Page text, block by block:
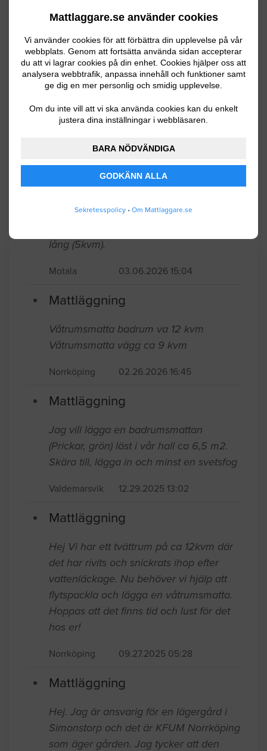
Mattlaggare.se använder cookies
Vi använder cookies för att förbättra din upplevelse på vår
webbplats. Genom att fortsätta använda sidan accepterar
du att vi lagrar cookies på din enhet. Cookies hjälper oss att
analysera webbtrafik, anpassa innehåll och funktioner samt
ge dig en mer personlig och smidig upplevelse.
Om du inte vill att vi ska använda cookies kan du enkelt
justera dina inställningar i webbläsaren.
BARA NÖDVÄNDIGA
GODKÄNN ALLA
Sekretesspolicy • Om Mattlaggare.se
Finspång 07.02.2026 15:20
Mattläggning
Jag har ett badrum med nytt golv av
offert på våtrumsmatta på golv och
väggar.
Söderköping 05.18.2026 05:39
Mattläggning
Vill lägga heltäckningsmatta på vår
lång (5kvm).
Motala 03.06.2026 15:04
Mattläggning
Våtrumsmatta badrum va 12 kvm
Våtrumsmatta vägg ca 9 kvm
Norrköping 02.26.2026 16:45
Mattläggning
Jag vill lägga en badrumsmattan
(Prickar, grön) löst i vår hall ca 6,5 m2.
Skära till, lägga in och minst en svetsfog
Valdemarsvik 12.29.2025 13:02
Mattläggning
Hej Vi har ett tvättrum på ca 12kvm där
det har rivits och snickrats ihop efter
vattenläckage. Nu behöver vi hjälp att
flytspackla och lägga en våtrumsmatta.
Hoppas att det finns tid och lust för det
hos er!
Norrköping 09.27.2025 05:28
Mattläggning
Hej. Jag är ansvarig för en lägergård i
Simonstorp och det är KFUM Norrköping
som äger gården. Jag tycker att den